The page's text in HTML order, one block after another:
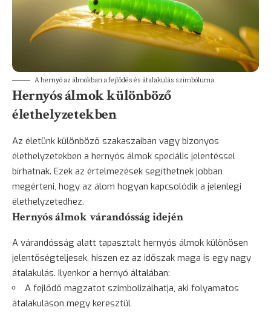
A hernyó az álmokban a fejlődés és átalakulás szimbóluma.
Hernyós álmok különböző
élethelyzetekben
Az életünk különböző szakaszaiban vagy bizonyos
élethelyzetekben a hernyós álmok speciális jelentéssel
bírhatnak. Ezek az értelmezések segíthetnek jobban
megérteni, hogy az álom hogyan kapcsolódik a jelenlegi
élethelyzetedhez.
Hernyós álmok várandósság idején
A várandósság alatt tapasztalt hernyós álmok különösen
jelentőségteljesek, hiszen ez az időszak maga is egy nagy
átalakulás. Ilyenkor a hernyó általában:
A fejlődő magzatot szimbolizálhatja, aki folyamatos
átalakuláson megy keresztül